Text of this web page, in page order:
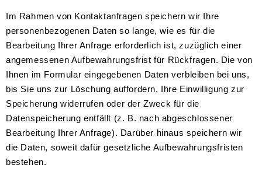
Im Rahmen von Kontaktanfragen speichern wir Ihre
personenbezogenen Daten so lange, wie es für die
Bearbeitung Ihrer Anfrage erforderlich ist, zuzüglich einer
angemessenen Aufbewahrungsfrist für Rückfragen. Die von
Ihnen im Formular eingegebenen Daten verbleiben bei uns,
bis Sie uns zur Löschung auffordern, Ihre Einwilligung zur
Speicherung widerrufen oder der Zweck für die
Datenspeicherung entfällt (z. B. nach abgeschlossener
Bearbeitung Ihrer Anfrage). Darüber hinaus speichern wir
die Daten, soweit dafür gesetzliche Aufbewahrungsfristen
bestehen.